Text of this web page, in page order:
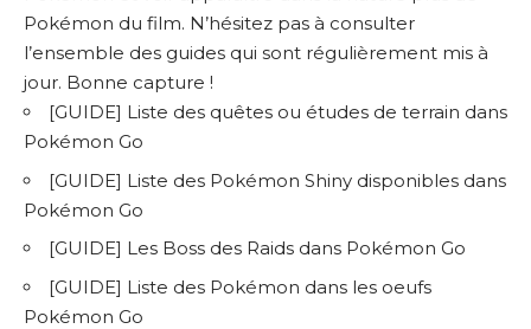
Pokémon du film. N’hésitez pas à consulter
l’ensemble des guides qui sont régulièrement mis à
jour. Bonne capture !
[GUIDE] Liste des quêtes ou études de terrain dans
Pokémon Go
[GUIDE] Liste des Pokémon Shiny disponibles dans
Pokémon Go
[GUIDE] Les Boss des Raids dans Pokémon Go
[GUIDE] Liste des Pokémon dans les oeufs
Pokémon Go